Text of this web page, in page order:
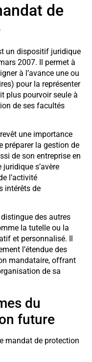
de
un dispositif juridique
2007. Il permet à
à l’avance une ou
pour la représenter
plus pourvoir seule à
de ses facultés
une importance
préparer la gestion de
de son entreprise en
s’avère
l’activité
intérêts de
des autres
la tutelle ou la
et personnalisé. Il
l’étendue des
mandataire, offrant
de sa
du
future
mandat de protection